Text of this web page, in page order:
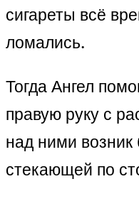
сигареты всё
ломались.
Тогда Ангел
правую руку с
над ними возник
стекающей по